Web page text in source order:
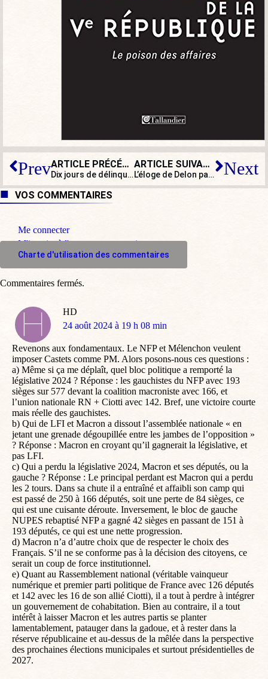
Prev ARTICLE PRÉCÉDENT
Dix jours de délinquance en France : après les JO, le drame se poursuit
ARTICLE SUIVANT
L’éloge de Delon par Bardot, les deux dernières gloires d’une France glorieuse Next
VOS COMMENTAIRES
Me connecter
M'inscrire à l'espace commentaire
Charte d'utilisation des commentaires
HD
dit
24 août 2024 à 19 h 08 min
Revenons aux fondamentaux. Le NFP et Mélenchon veulent
imposer Castets comme PM. Alors posons-nous ces questions :
a) Même si ça me déplaît, quel bloc politique a remporté la
législative 2024 ? Réponse : les gauchistes du NFP avec 193
sièges sur 577 devant la coalition macroniste avec 166, et
l’union nationale RN + Ciotti avec 142. Bref, une victoire courte
mais réelle des gauchistes.
b) Qui de LFI et Macron a dissout l’assemblée nationale « en
jetant une grenade dégoupillée entre les jambes de l’opposition »
? Réponse : Macron en croyant qu’il gagnerait la législative, et
pas LFI.
c) Qui a perdu la législative 2024, Macron et ses députés, ou la
gauche ? Réponse : Le principal perdant est Macron qui a perdu
les 2 tours. Dans sa chute il a entraîné et affaibli son camp qui
est passé de 250 à 166 députés, soit une perte de 84 sièges, ce
qui est une cuisante déroute. Inversement, le bloc de gauche
NUPES rebaptisé NFP a gagné 42 sièges en passant de 151 à
193 députés, ce qui est une nette progression.
d) Macron n’a d’autre choix que de respecter le choix des
Français. S’il ne se conforme pas à la décision des citoyens, ce
serait un coup de force institutionnel.
e) Quant au Rassemblement national (véritable vainqueur
numérique et premier parti politique de France avec 126 députés
et 142 avec les 16 de son allié Ciotti), il a tout à perdre à intégrer
un gouvernement de cohabitation. Bien au contraire, il a tout
intérêt à laisser Macron et les autres partis se planter
lamentablement, patauger dans la gadoue, et à rester dans la
réserve républicaine et au-dessus de la mêlée dans la perspective
des prochaines élections municipales et surtout présidentielles de
2027.
Commentaires fermés.